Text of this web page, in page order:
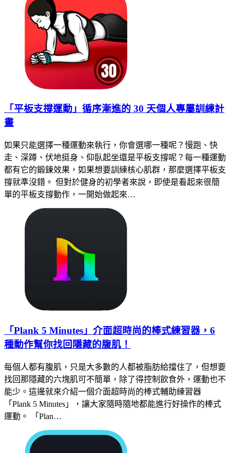
「平板支撐運動」循序漸進的 30 天個人專屬訓練計
畫
如果只能選擇一種運動來執行，你會選哪一種呢？慢跑、快
走、深蹲、伏地挺身、仰臥起坐還是平板支撐呢？每一種運動
都有它的鍛鍊效果，如果想要訓練核心肌群，那麼選擇平板支
撐就準沒錯。 但對於健身的初學者來說，即使是看起來很簡
單的平板支撐動作，一開始做起來…
「Plank 5 Minutes」介面超時尚的棒式練習器，6
種動作幫你找回隱藏的腹肌！
每個人都有腹肌，只是大多數的人都被脂肪給擋住了，但想要
找回那隱藏的六塊肌可不簡單，除了得控制飲食外，運動也不
能少。這邊就來介紹一個介面超時尚的棒式輔助練習器
「Plank 5 Minutes」，讓大家隨時隨地都能進行好操作的棒式
運動。 「Plan…